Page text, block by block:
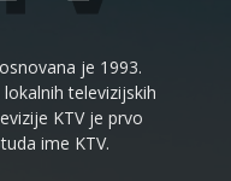
je 1993.
televizijskih
KTV je prvo
ime KTV.